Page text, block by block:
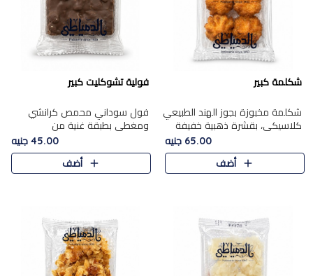
شكلمة كبير
شكلمة مخبوزة بجوز الهند الطبيعي
كلاسيكي، بقشرة ذهبية خفيفة
وقلب طري رطب يذوب في الفم،
تمنحك المذاق الشرقي الحلو الأصيل
التقليدي في كل لقمة.
65.00 جنيه
أضف
فولية تشوكليت كبير
فول سوداني محمص كرانشي
ومغطى بطبقة غنية من
الشوكولاتة، يجمع بين طعم
القرمشة الأصيلة الكلاسكيكية
التقليدية للفول السوداني وحلاوة
45.00 جنيه
أضف